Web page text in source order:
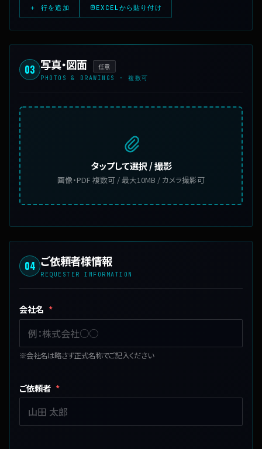
＋ 行を追加 EXCELから貼り付け
03 写真・図面 任意
PHOTOS & DRAWINGS · 複数可
タップして選択 / 撮影
画像・PDF 複数可 / 最大10MB / カメラ撮影可
04 ご依頼者様情報
REQUESTER INFORMATION
会社名 *
※会社名は略さず正式名称でご記入ください
ご依頼者 *